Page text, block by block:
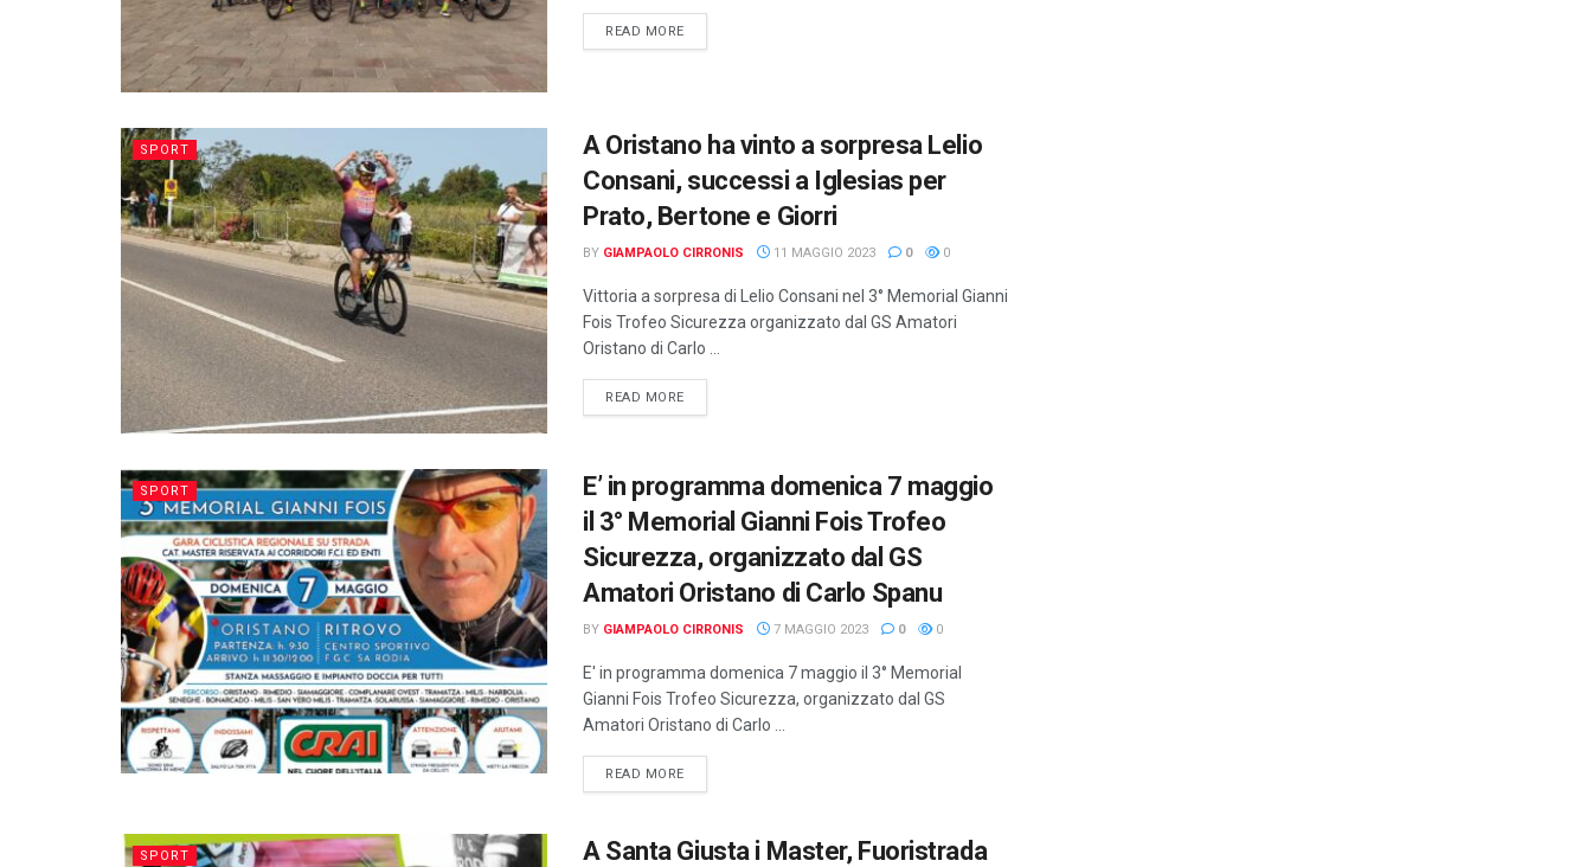
READ MOREDETAILS
SPORT
A Oristano ha vinto a sorpresa Lelio
Consani, successi a Iglesias per
Prato, Bertone e Giorri
BY GIAMPAOLO CIRRONIS 11 MAGGIO 2023 0 0
Vittoria a sorpresa di Lelio Consani nel 3° Memorial Gianni
Fois Trofeo Sicurezza organizzato dal GS Amatori
Oristano di Carlo ...
READ MOREDETAILS
SPORT
E’ in programma domenica 7 maggio
il 3° Memorial Gianni Fois Trofeo
Sicurezza, organizzato dal GS
Amatori Oristano di Carlo Spanu
BY GIAMPAOLO CIRRONIS 7 MAGGIO 2023 0 0
E' in programma domenica 7 maggio il 3° Memorial
Gianni Fois Trofeo Sicurezza, organizzato dal GS
Amatori Oristano di Carlo ...
READ MOREDETAILS
SPORT
A Santa Giusta i Master, Fuoristrada